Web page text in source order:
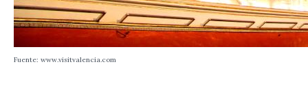
Fuente: www.visitvalencia.com